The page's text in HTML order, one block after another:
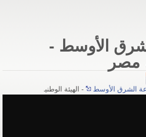
الأوسط -
مصر
الشرق الأوسط - الهيئة الوطنية للإعلام -